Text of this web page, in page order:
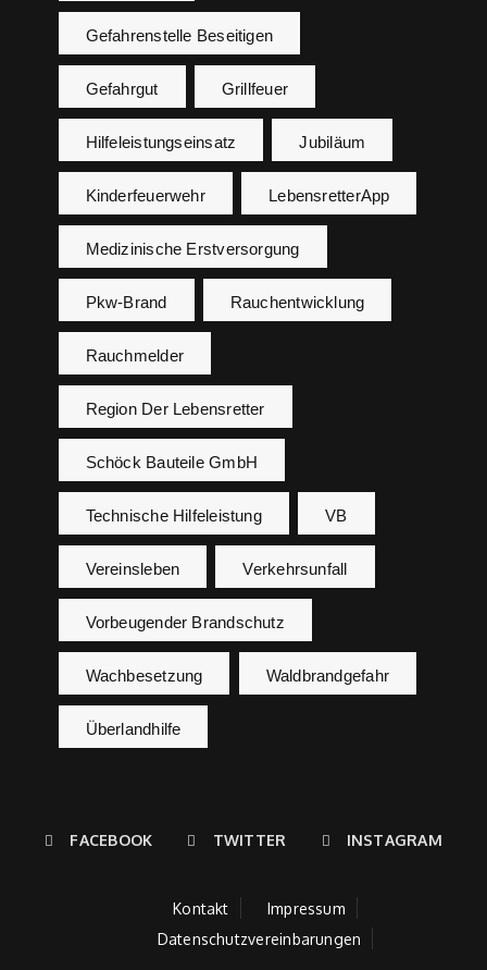
Gefahrenstelle Beseitigen
Gefahrgut Grillfeuer
Hilfeleistungseinsatz Jubiläum
Kinderfeuerwehr LebensretterApp
Medizinische Erstversorgung
Pkw-Brand Rauchentwicklung
Rauchmelder
Region Der Lebensretter
Schöck Bauteile GmbH
Technische Hilfeleistung VB
Vereinsleben Verkehrsunfall
Vorbeugender Brandschutz
Wachbesetzung Waldbrandgefahr
Überlandhilfe
FACEBOOK TWITTER INSTAGRAM
Kontakt
Impressum
Datenschutzvereinbarungen